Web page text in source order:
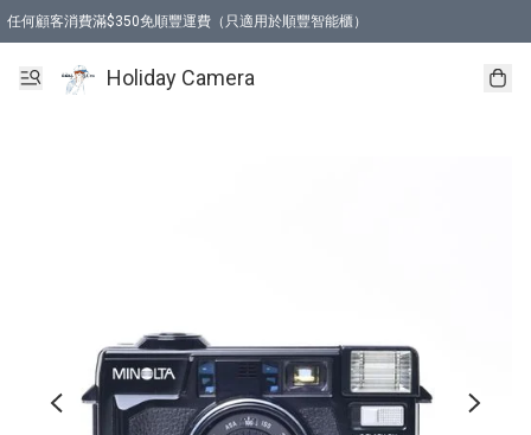
任何顧客消費滿$350免順豐運費（只適用於順豐智能櫃）
Holiday Camera